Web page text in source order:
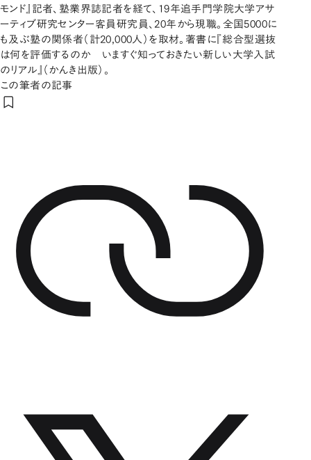
モンド』記者、塾業界誌記者を経て、19年追手門学院大学アサ
ーティブ研究センター客員研究員、20年から現職。全国5000に
も及ぶ塾の関係者（計20,000人）を取材。著書に『総合型選抜
は何を評価するのか いますぐ知っておきたい新しい大学入試
のリアル』（かんき出版）。
この筆者の記事